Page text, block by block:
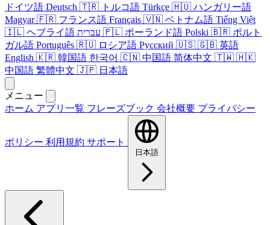
ドイツ語 Deutsch 🇹🇷 トルコ語 Türkçe 🇭🇺 ハンガリー語
Magyar 🇫🇷 フランス語 Français 🇻🇳 ベトナム語 Tiếng Việt
🇮🇱 ヘブライ語 עברית 🇵🇱 ポーランド語 Polski 🇧🇷 ポルト
ガル語 Português 🇷🇺 ロシア語 Русский 🇺🇸 🇬🇧 英語
English 🇰🇷 韓国語 한국어 🇨🇳 中国語 简体中文 🇹🇼 🇭🇰
中国語 繁體中文 🇯🇵 日本語
メニュー
ホーム アプリ一覧 フレーズブック 会社概要 プライバシー
ポリシー 利用規約 サポート
日本語